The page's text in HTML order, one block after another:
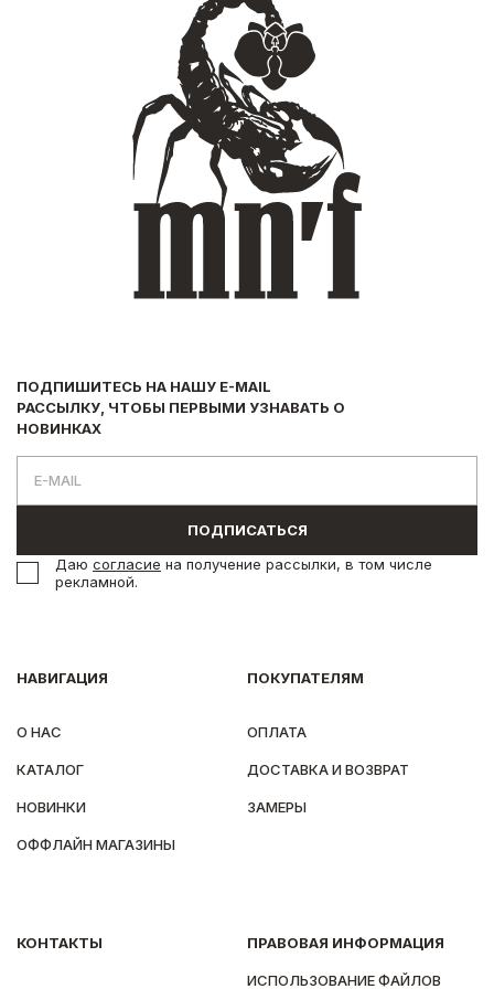
НАВИГАЦИЯ
О НАС
КАТАЛОГ
НОВИНКИ
ОФФЛАЙН МАГАЗИНЫ
ПОКУПАТЕЛЯМ
ОПЛАТА
ДОСТАВКА И ВОЗВРАТ
ЗАМЕРЫ
КОНТАКТЫ ПРАВОВАЯ ИНФОРМАЦИЯ
ИСПОЛЬЗОВАНИЕ ФАЙЛОВ
ПОДПИШИТЕСЬ НА НАШУ E-MAIL
РАССЫЛКУ, ЧТОБЫ ПЕРВЫМИ УЗНАВАТЬ О
НОВИНКАХ
ПОДПИСАТЬСЯ
Даю согласие на получение рассылки, в том числе
рекламной.